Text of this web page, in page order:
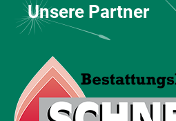
Unsere Partner